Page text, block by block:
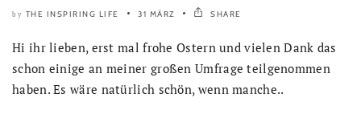
by THE INSPIRING LIFE 31 MÄRZ SHARE
Hi ihr lieben, erst mal frohe Ostern und vielen Dank das
schon einige an meiner großen Umfrage teilgenommen
haben. Es wäre natürlich schön, wenn manche..